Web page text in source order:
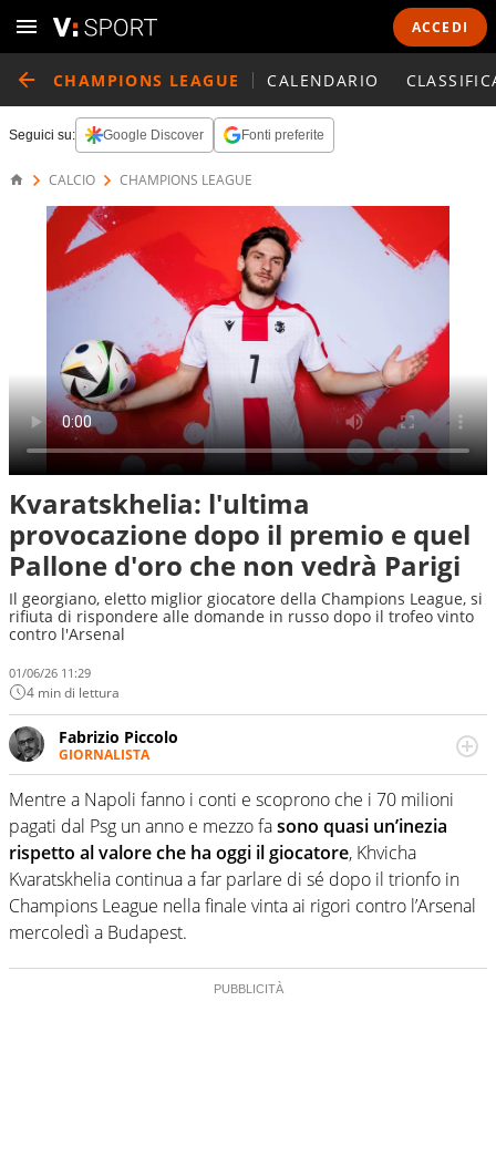
ACCEDI
CHAMPIONS LEAGUE CALENDARIO
Seguici su: Google Discover Fonti preferite
CALCIO CHAMPIONS LEAGUE
Kvaratskhelia: l'ultima
provocazione dopo il premio e quel
Pallone d'oro che non vedrà Parigi
Il georgiano, eletto miglior giocatore della Champions League, si
rifiuta di rispondere alle domande in russo dopo il trofeo vinto
contro l'Arsenal
01/06/26 11:29
4 min di lettura
Fabrizio Piccolo
GIORNALISTA
Nella sua carriera ha seguito numerose manifestazioni
sportive e collaborato con agenzie e testate. Esperienza,
competenza, conoscenza e memoria storica. Si occupa
prevalentemente di calcio
Mentre a Napoli fanno i conti e scoprono che i 70 milioni
pagati dal Psg un anno e mezzo fasono quasi un’inezia
rispetto al valore che ha oggi il giocatore, Khvicha
Kvaratskhelia continua a far parlare di sé dopo il trionfo in
Champions League nella finale vinta ai rigori contro l’Arsenal
mercoledì a Budapest.